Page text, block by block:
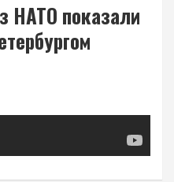
НАТО показали